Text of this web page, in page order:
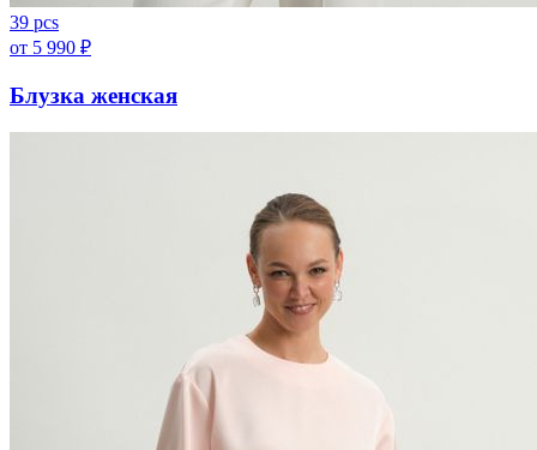
39 pcs
от 5 990 ₽
Блузка женская